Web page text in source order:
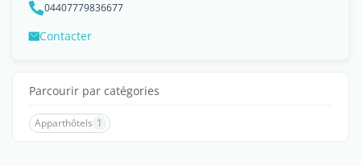
04407779836677
Contacter
Parcourir par catégories
Apparthôtels 1